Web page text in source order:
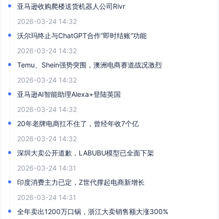
亚马逊收购爬楼送货机器人公司Rivr
2026-03-24 14:32
沃尔玛终止与ChatGPT合作“即时结账”功能
2026-03-24 14:32
Temu、Shein强势突围，澳洲电商赛道战况激烈
2026-03-24 14:32
亚马逊AI智能助理Alexa+登陆英国
2026-03-24 14:32
20年老牌电商扛不住了，曾经年收7个亿
2026-03-24 14:32
深圳大卖公开道歉，LABUBU模型已全面下架
2026-03-24 14:31
印度消费主力已定，Z世代撑起电商新增长
2026-03-24 14:31
全年卖出1200万口锅，浙江大卖销售额大涨300%